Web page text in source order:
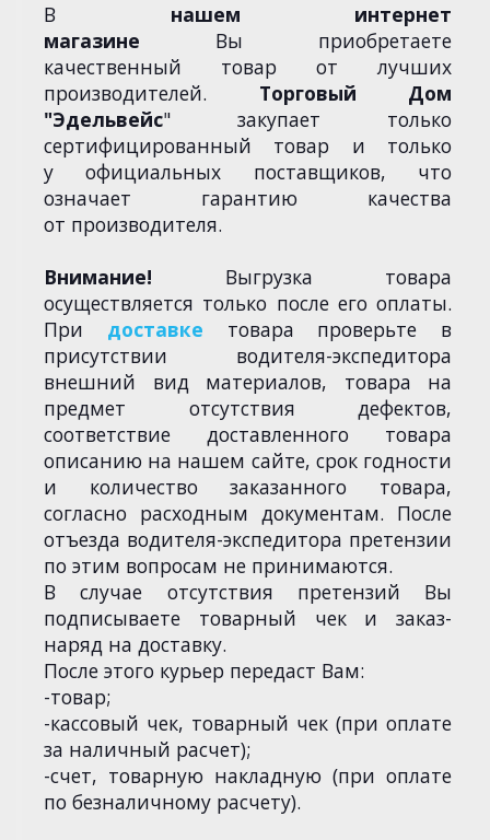
В нашем интернет
магазине Вы приобретаете
качественный товар от лучших
производителей. Торговый Дом
"Эдельвейс" закупает только
сертифицированный товар и только
у официальных поставщиков, что
означает гарантию качества
от производителя.
Внимание! Выгрузка товара
осуществляется только после его оплаты.
При доставке товара проверьте в
присутствии водителя-экспедитора
внешний вид материалов, товара на
предмет отсутствия дефектов,
соответствие доставленного товара
описанию на нашем сайте, срок годности
и количество заказанного товара,
согласно расходным документам. После
отъезда водителя-экспедитора претензии
по этим вопросам не принимаются.
В случае отсутствия претензий Вы
подписываете товарный чек и заказ-
наряд на доставку.
После этого курьер передаст Вам:
-товар;
-кассовый чек, товарный чек (при оплате
за наличный расчет);
-счет, товарную накладную (при оплате
по безналичному расчету).